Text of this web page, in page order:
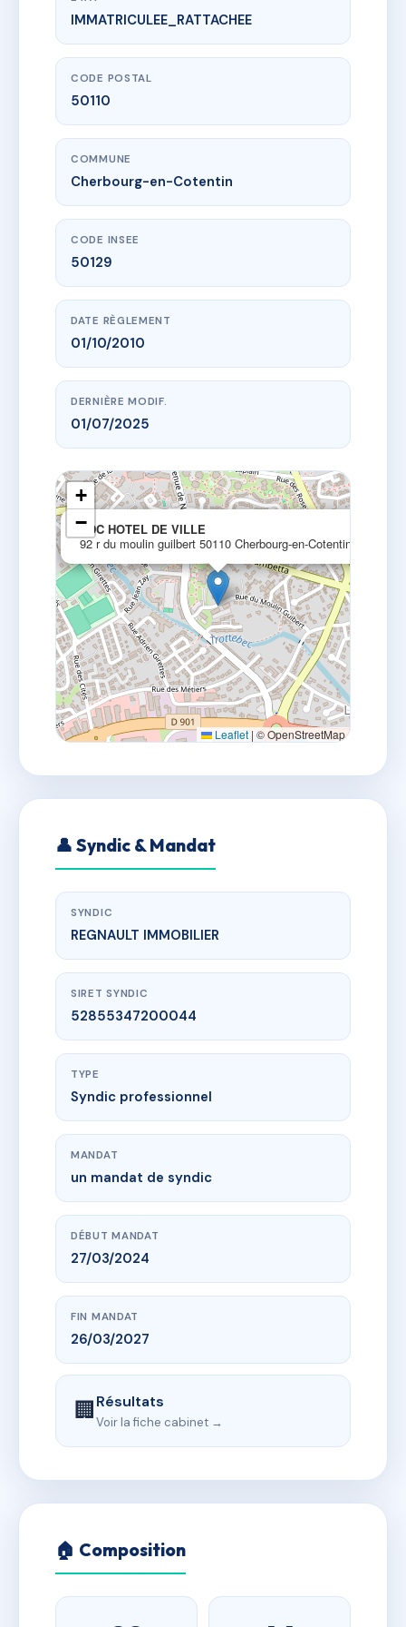
www.vme.plus/AB5403449
SDC HOTEL DE VILLE
92 r du moulin guilbert
50110 Cherbourg-en-Cotentin
IMMATRICULEE_RATTACHEE
CODE POSTAL
50110
COMMUNE
Cherbourg-en-Cotentin
CODE INSEE
50129
DATE RÈGLEMENT
01/10/2010
DERNIÈRE MODIF.
01/07/2025
SDC HOTEL DE VILLE
92 r du moulin guilbert 50110 Cherbourg-en-Cotentin
+
−
Leaflet | © OpenStreetMap
👤 Syndic & Mandat
SYNDIC
REGNAULT IMMOBILIER
SIRET SYNDIC
52855347200044
TYPE
Syndic professionnel
MANDAT
un mandat de syndic
DÉBUT MANDAT
27/03/2024
FIN MANDAT
26/03/2027
🏢Résultats
Voir la fiche cabinet →
🏠 Composition